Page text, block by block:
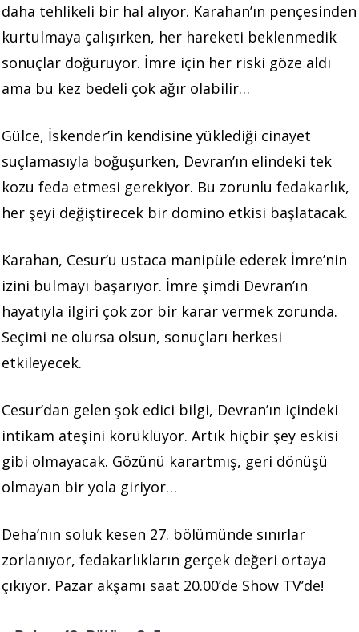
daha tehlikeli bir hal alıyor. Karahan’ın pençesinden
kurtulmaya çalışırken, her hareketi beklenmedik
sonuçlar doğuruyor. İmre için her riski göze aldı
ama bu kez bedeli çok ağır olabilir…
Gülce, İskender’in kendisine yüklediği cinayet
suçlamasıyla boğuşurken, Devran’ın elindeki tek
kozu feda etmesi gerekiyor. Bu zorunlu fedakarlık,
her şeyi değiştirecek bir domino etkisi başlatacak.
Karahan, Cesur’u ustaca manipüle ederek İmre’nin
izini bulmayı başarıyor. İmre şimdi Devran’ın
hayatıyla ilgiri çok zor bir karar vermek zorunda.
Seçimi ne olursa olsun, sonuçları herkesi
etkileyecek.
Cesur’dan gelen şok edici bilgi, Devran’ın içindeki
intikam ateşini körüklüyor. Artık hiçbir şey eskisi
gibi olmayacak. Gözünü karartmış, geri dönüşü
olmayan bir yola giriyor…
Deha’nın soluk kesen 27. bölümünde sınırlar
zorlanıyor, fedakarlıkların gerçek değeri ortaya
çıkıyor. Pazar akşamı saat 20.00’de Show TV’de!